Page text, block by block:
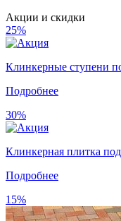
Акции и скидки
25%
Клинкерные ступени
Подробнее
30%
Клинкерная плитка
Подробнее
15%